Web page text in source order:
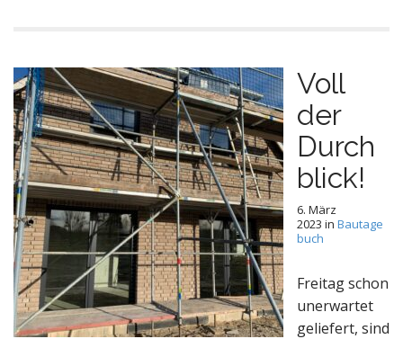
Voll
der
Durch
blick!
6. März
2023 in Bautage
buch
Freitag schon
unerwartet
geliefert, sind